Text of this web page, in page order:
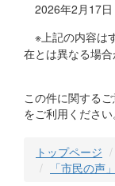
2026年2月17日
※上記の内容は
在とは異なる場合
この件に関する
をご利用ください
トップページ
「市民の声